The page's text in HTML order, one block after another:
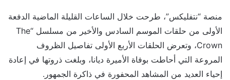
منصة “نتفليكس”، طرحت خلال الساعات القليلة الماضية الدفعة
الأولى من حلقات الموسم السادس والأخير من مسلسل “The
Crown، وتعرض الحلقات الأربع الأولى تفاصيل الظروف
المروعة التي أحاطت بوفاة الأميرة ديانا، وبلغت ذروتها في إعادة
إحياء العديد من المشاهد المحفورة في ذاكرة الجمهور.